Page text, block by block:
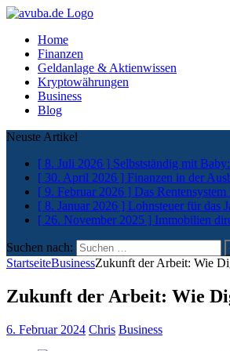
Home
Finanzen
Geldanlage & Aktienwissen
Kryptowährungen
Business
Blog
Neuste Artikel
[ 8. Juli 2026 ] Selbstständig mit
[ 30. April 2026 ] Finanzen in der
[ 9. Februar 2026 ] Das
[ 8. Januar 2026 ] Lohnsteuer für das
[ 26. November 2025 ] Immobilien
Suchen nach:
StartseiteBusinessZukunft der Arbeit: Wie
Zukunft der Arbeit: Wie
6. Februar 2024 Chris Business